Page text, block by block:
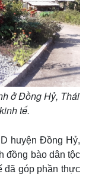
Quốc phòng
ở Đồng Hỷ, Thái
tế.
huyện Đồng Hỷ,
đồng bào dân tộc
đã góp phần thực